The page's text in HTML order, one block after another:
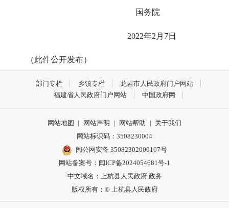
国务院
2022年2月7日
（此件公开发布）
部门专栏 乡镇专栏
龙岩市人民政府门户网站
福建省人民政府门户网站
中国政府网
网站地图 | 网站声明 | 网站帮助 | 关于我们
网站标识码：3508230004
闽公网安备 35082302000107号
网站备案号： 闽ICP备2024054681号-1
中文域名：上杭县人民政府.政务
版权所有：© 上杭县人民政府